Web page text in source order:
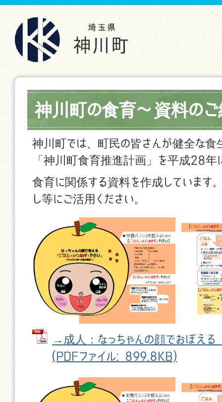
神川町の食育〜資料の
神川町では、町民の皆さんが健全な食
「神川町食育推進計画」を平成28年
食育に関係する資料を作成しています
し等にご活用ください。
→成人：なっちゃんの顔でおぼえる
(PDFファイル: 899.8KB)